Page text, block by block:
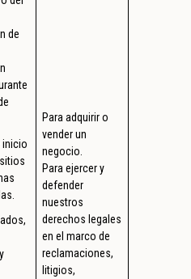
de
inicio
Para adquirir o
vender un
negocio.
Para ejercer y
defender
nuestros
derechos legales
en el marco de
reclamaciones,
litigios,